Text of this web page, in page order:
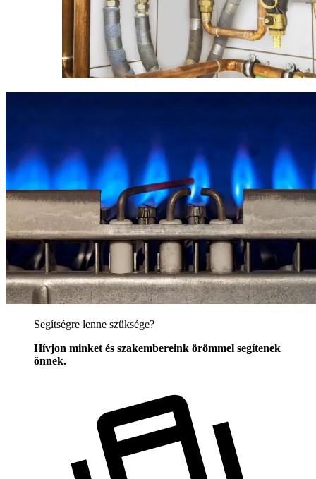
Segítségre lenne szüksége?
Hívjon minket és szakembereink örömmel segítenek
önnek.